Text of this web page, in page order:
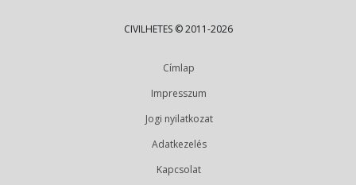
CIVILHETES © 2011-2026
Címlap
Impresszum
Jogi nyilatkozat
Adatkezelés
Kapcsolat